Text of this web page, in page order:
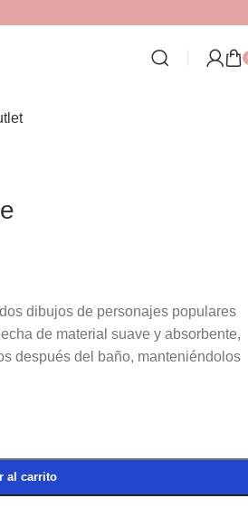
dibujos de personajes populares
de material suave y absorbente,
después del baño, manteniéndolos
al carrito